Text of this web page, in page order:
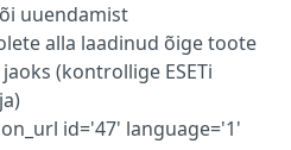
uuendamist
alla laadinud õige toote
(kontrollige ESETi
id='47' language='1'